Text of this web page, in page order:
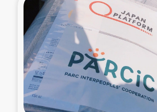
大雨による洪水被
カカオ生産者支
シリア国内避難民・帰還